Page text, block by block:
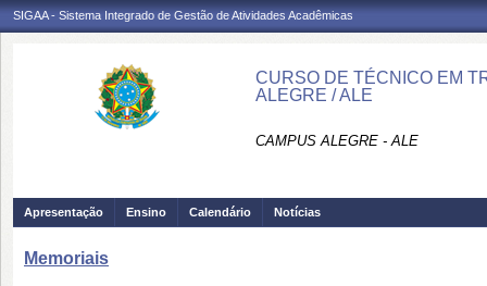
SIGAA - Sistema Integrado de Gestão de Atividades Acadêmicas
CURSO DE TÉCNICO EM
ALEGRE / ALE
CAMPUS ALEGRE - ALE
Apresentação Ensino Calendário Notícias
Memoriais